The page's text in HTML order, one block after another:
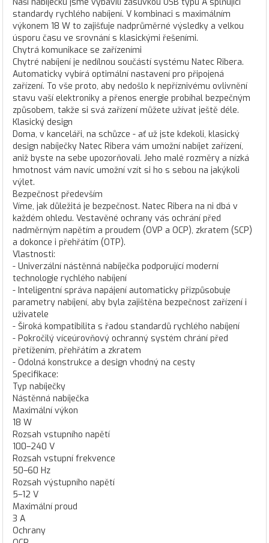
standardy rychlého nabíjení. V kombinaci s maximálním
výkonem 18 W to zajišťuje nadprůměrné výsledky a velkou
úsporu času ve srovnání s klasickými řešeními.
Chytrá komunikace se zařízeními
Chytré nabíjení je nedílnou součástí systému Natec Ribera.
Automaticky vybírá optimální nastavení pro připojená
zařízení. To vše proto, aby nedošlo k nepříznivému ovlivnění
stavu vaší elektroniky a přenos energie probíhal bezpečným
způsobem, takže si svá zařízení můžete užívat ještě déle.
Klasický design
Doma, v kanceláři, na schůzce - ať už jste kdekoli, klasický
design nabíječky Natec Ribera vám umožní nabíjet zařízení,
aniž byste na sebe upozorňovali. Jeho malé rozměry a nízká
hmotnost vám navíc umožní vzít si ho s sebou na jakýkoli
výlet.
Bezpečnost především
Víme, jak důležitá je bezpečnost. Natec Ribera na ni dbá v
každém ohledu. Vestavěné ochrany vás ochrání před
nadměrným napětím a proudem (OVP a OCP), zkratem (SCP)
a dokonce i přehřátím (OTP).
Vlastnosti:
- Univerzální nástěnná nabíječka podporující moderní
technologie rychlého nabíjení
- Inteligentní správa napájení automaticky přizpůsobuje
parametry nabíjení, aby byla zajištěna bezpečnost zařízení i
uživatele
- Široká kompatibilita s řadou standardů rychlého nabíjení
- Pokročilý víceúrovňový ochranný systém chrání před
přetížením, přehřátím a zkratem
- Odolná konstrukce a design vhodný na cesty
Specifikace:
Typ nabíječky
Nástěnná nabíječka
Maximální výkon
18 W
Rozsah vstupního napětí
100–240 V
Rozsah vstupní frekvence
50–60 Hz
Rozsah výstupního napětí
5–12 V
Maximální proud
3 A
Ochrany